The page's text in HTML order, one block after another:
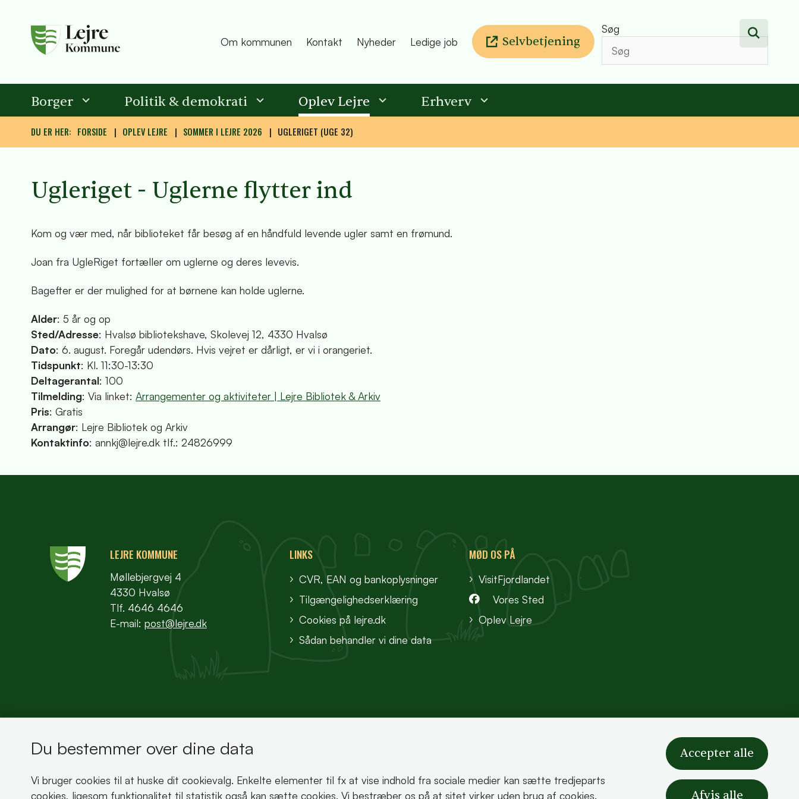
Om kommunen Kontakt Nyheder Ledige job Selvbetjening
Søg
Borger Politik & demokrati Oplev Lejre Erhverv
DU ER HER: FORSIDE OPLEV LEJRE SOMMER I LEJRE 2026 UGLERIGET (UGE 32)
Ugleriget - Uglerne flytter ind
Kom og vær med, når biblioteket får besøg af en håndfuld levende ugler samt en frømund.
Joan fra UgleRiget fortæller om uglerne og deres levevis.
Bagefter er der mulighed for at børnene kan holde uglerne.
Alder: 5 år og op
Sted/Adresse: Hvalsø bibliotekshave, Skolevej 12, 4330 Hvalsø
Dato: 6. august. Foregår udendørs. Hvis vejret er dårligt, er vi i orangeriet.
Tidspunkt: Kl. 11:30-13:30
Deltagerantal: 100
Tilmelding: Via linket: Arrangementer og aktiviteter | Lejre Bibliotek & Arkiv
Pris: Gratis
Arrangør: Lejre Bibliotek og Arkiv
Kontaktinfo: annkj@lejre.dk tlf.: 24826999
LEJRE KOMMUNE
Møllebjergvej 4
4330 Hvalsø
Tlf. 4646 4646
E-mail: post@lejre.dk
LINKS
CVR, EAN og bankoplysninger
Tilgængelighedserklæring
Cookies på lejre.dk
Sådan behandler vi dine data
MØD OS PÅ
VisitFjordlandet
Vores Sted
Oplev Lejre
Bemærk!
Dette indhold kræver cookies for at blive vist korrekt.
Du bestemmer over dine data
Vi bruger cookies til at huske dit cookievalg. Enkelte elementer til fx at vise indhold fra sociale medier kan sætte tredjeparts
cookies, ligesom funktionalitet til statistik også kan sætte cookies. Vi bestræber os på at sitet virker uden brug af cookies.
Accepter alle
Afvis alle